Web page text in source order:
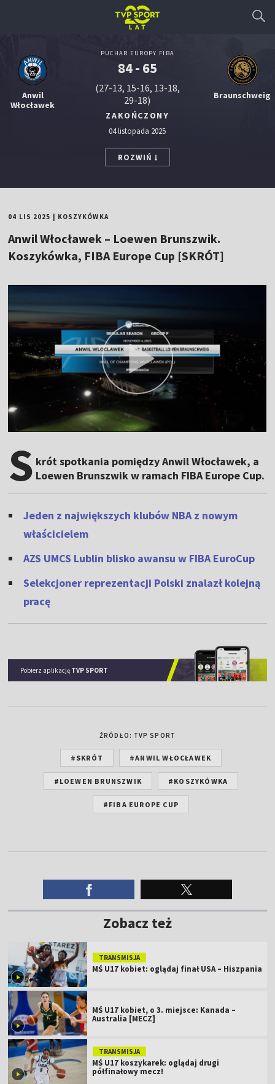
Anwil
Włocławek
PUCHAR EUROPY FIBA
84 - 65
(27-13, 15-16, 13-18,
29-18)
ZAKOŃCZONY
04 listopada 2025
Braunschweig
ROZWIŃ
04 LIS 2025 KOSZYKÓWKA
Anwil Włocławek – Loewen Brunszwik.
Koszykówka, FIBA Europe Cup [SKRÓT]
S krót spotkania pomiędzy Anwil Włocławek, a
Loewen Brunszwik w ramach FIBA Europe Cup.
Jeden z największych klubów NBA z nowym
właścicielem
AZS UMCS Lublin blisko awansu w FIBA EuroCup
Selekcjoner reprezentacji Polski znalazł kolejną
pracę
Pobierz aplikację TVP SPORT
ŹRÓDŁO: TVP SPORT
#SKRÓT #ANWIL WŁOCŁAWEK
#LOEWEN BRUNSZWIK #KOSZYKÓWKA
#FIBA EUROPE CUP
Zobacz też
TRANSMISJA
MŚ U17 kobiet: oglądaj finał USA – Hiszpania
MŚ U17 kobiet, o 3. miejsce: Kanada –
Australia [MECZ]
TRANSMISJA
MŚ U17 koszykarek: oglądaj drugi
półfinałowy mecz!